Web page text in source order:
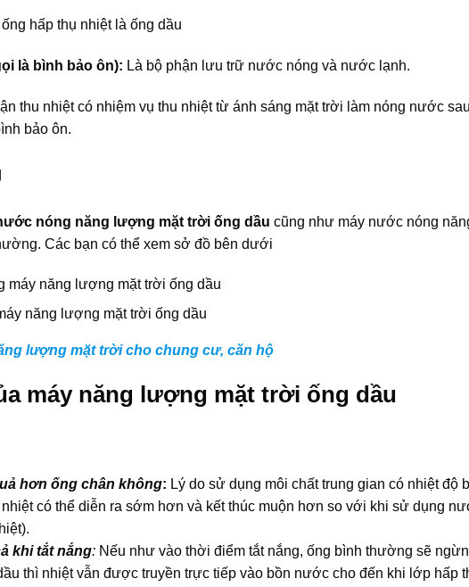
hấp thụ nhiệt là ống dầu
là bình bảo ôn): Là bộ phận lưu trữ nước nóng và nước lạnh.
thu nhiệt có nhiệm vụ thu nhiệt từ ánh sáng mặt trời làm nóng nước
bảo ôn.
nóng năng lượng mặt trời ống dầu cũng như máy nước nóng
Các bạn có thể xem sở đồ bên dưới
năng lượng mặt trời ống dầu
lượng mặt trời cho chung cư, căn hộ
máy năng lượng mặt trời ống dầu
hơn ống chân không: Lý do sử dụng môi chất trung gian có nhiệt độ
có thể diễn ra sớm hơn và kết thúc muộn hơn so với khi sử dụng
khi tắt nắng: Nếu như vào thời điểm tắt nắng, ống bình thường sẽ
thì nhiệt vẫn được truyền trực tiếp vào bồn nước cho đến khi lớp hấp